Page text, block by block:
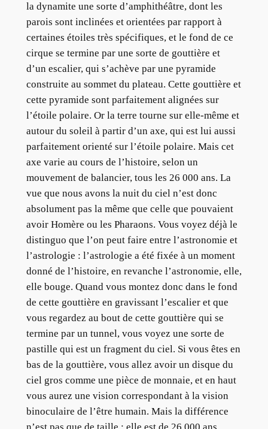
la dynamite une sorte d’amphithéâtre, dont les
parois sont inclinées et orientées par rapport à
certaines étoiles très spécifiques, et le fond de ce
cirque se termine par une sorte de gouttière et
d’un escalier, qui s’achève par une pyramide
construite au sommet du plateau. Cette gouttière et
cette pyramide sont parfaitement alignées sur
l’étoile polaire. Or la terre tourne sur elle-même et
autour du soleil à partir d’un axe, qui est lui aussi
parfaitement orienté sur l’étoile polaire. Mais cet
axe varie au cours de l’histoire, selon un
mouvement de balancier, tous les 26 000 ans. La
vue que nous avons la nuit du ciel n’est donc
absolument pas la même que celle que pouvaient
avoir Homère ou les Pharaons. Vous voyez déjà le
distinguo que l’on peut faire entre l’astronomie et
l’astrologie : l’astrologie a été fixée à un moment
donné de l’histoire, en revanche l’astronomie, elle,
elle bouge. Quand vous montez donc dans le fond
de cette gouttière en gravissant l’escalier et que
vous regardez au bout de cette gouttière qui se
termine par un tunnel, vous voyez une sorte de
pastille qui est un fragment du ciel. Si vous êtes en
bas de la gouttière, vous allez avoir un disque du
ciel gros comme une pièce de monnaie, et en haut
vous aurez une vision correspondant à la vision
binoculaire de l’être humain. Mais la différence